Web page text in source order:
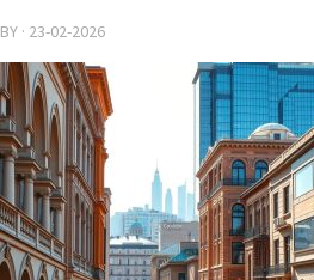
BY · 23-02-2026